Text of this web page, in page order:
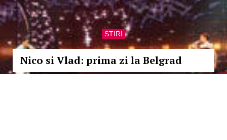
STIRI
Nico si Vlad: prima zi la Belgrad